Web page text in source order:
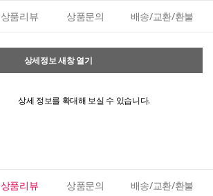
상품리뷰 상품문의 배송/교환/환불
상세정보 새창 열기
상세 정보를 확대해 보실 수 있습니다.
상품리뷰 상품문의 배송/교환/환불